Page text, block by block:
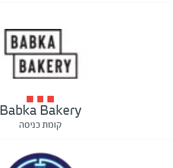
Babka Bakery
קומת כניסה